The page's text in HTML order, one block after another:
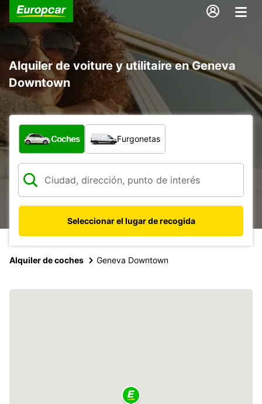
Alquiler de voiture y utilitaire en Geneva
Downtown
¿Qué tipo de vehículo?
Coches Furgonetas
Seleccionar el lugar de recogida
Alquiler de coches Geneva Downtown